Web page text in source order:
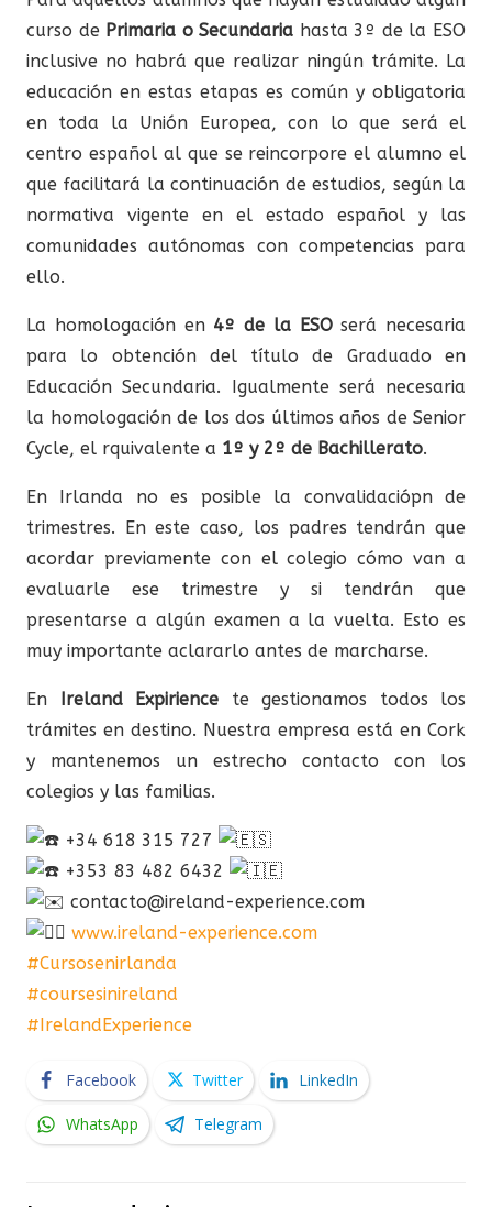
curso de Primaria o Secundaria hasta 3º de la ESO
inclusive no habrá que realizar ningún trámite. La
educación en estas etapas es común y obligatoria
en toda la Unión Europea, con lo que será el
centro español al que se reincorpore el alumno el
que facilitará la continuación de estudios, según la
normativa vigente en el estado español y las
comunidades autónomas con competencias para
ello.
La homologación en 4º de la ESOserá necesaria
para lo obtención del título de Graduado en
Educación Secundaria. Igualmente será necesaria
la homologación de los dos últimos años de Senior
Cycle, el rquivalente a 1º y 2º de Bachillerato.
En Irlanda no es posible la convalidaciópn de
trimestres. En este caso, los padres tendrán que
acordar previamente con el colegio cómo van a
evaluarle ese trimestre y si tendrán que
presentarse a algún examen a la vuelta. Esto es
muy importante aclararlo antes de marcharse.
En Ireland Expirience te gestionamos todos los
trámites en destino. Nuestra empresa está en Cork
y mantenemos un estrecho contacto con los
colegios y las familias.
+34 618 315 727
+353 83 482 6432
contacto@ireland-experience.com
www.ireland-experience.com
#Cursosenirlanda
#coursesinireland
#IrelandExperience
Facebook Twitter LinkedIn
WhatsApp Telegram